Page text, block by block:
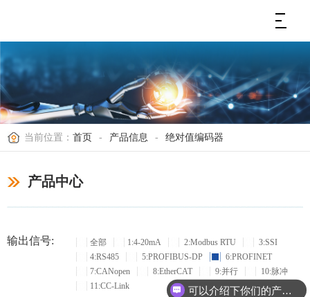
当前位置： 首页 - 产品信息 - 绝对值编码器
产品中心
输出信号: 全部 1:4-20mA 2:Modbus RTU
3:SSI
4:RS485
5:PROFIBUS-DP
6:PROFINET
7:CANopen
8:EtherCAT 9:并行
10:脉冲
11:CC-Link
可以介绍下你们的产品么？